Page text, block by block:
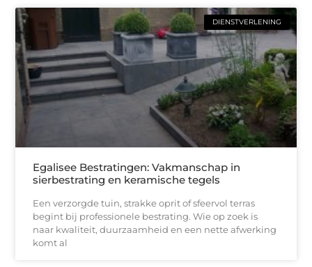
DIENSTVERLENING
Egalisee Bestratingen: Vakmanschap in
sierbestrating en keramische tegels
Een verzorgde tuin, strakke oprit of sfeervol terras
begint bij professionele bestrating. Wie op zoek is
naar kwaliteit, duurzaamheid en een nette afwerking
komt al